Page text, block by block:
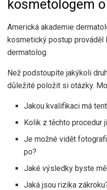
kosmetologem
Americká akademie
kosmetický postup prováděl
dermatolog.
Než podstoupíte jakýkoli
důležité položit si otázky.
Jakou kvalifikaci má
Kolik z těchto procedur
Je možné vidět
po?
Jaké výsledky byste
Jaká jsou rizika